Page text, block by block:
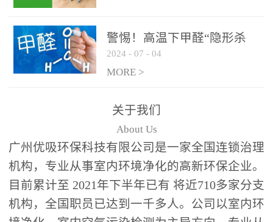
警惕！高温下甲醛“隐形杀
手”来袭，你的家安全吗？
2024 - 07 - 04
MORE >
关于我们
About Us
广州优吸环保科技有限公司是一家全国连锁治理
机构，专业从事室内环境净化的高新环保企业。
目前累计至 2021年下半年已有 将近710多家分支
机构，全国职员已达到一千多人。公司以室内环